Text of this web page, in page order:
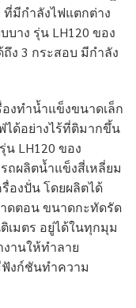
ที่มีกำลังไฟแตกต่าง
บาง รุ่น LH120 ของ
ถึง 3 กระสอบ มีกำลัง
งทำน้ำแข็งขนาดเล็ก
ได้อย่างไร้ที่ติมากขึ้น
น LH120 ของ
ถผลิตน้ำแข็งสี่เหลี่ยม
องปั่น โดยผลิตได้
ดตอน ขนาดกะทัดรัด
ติเมตร อยู่ได้ในทุกมุม
งานให้ทำลาย
งก์ชันทำความ